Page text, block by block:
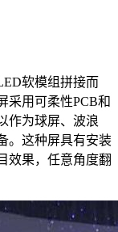
软模组拼接而
采用可柔性PCB和
作为球屏、波浪
。这种屏具有安装
效果，任意角度翻